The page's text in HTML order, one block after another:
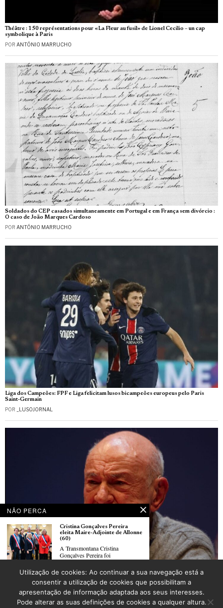
Théâtre : 150 représentations pour «La Fleur au fusil» de Lionel Cecilio – un cap
symbolique à Paris
POR ANTÓNIO MARRUCHO
Soldados do CEP casados simultaneamente em Portugal e em França sem divórcio :
O caso de João Marques Cardoso
POR ANTÓNIO MARRUCHO
Liga dos Campeões: FPF e Liga felicitam lusos bicampeões europeus pelo Paris
Saint-Germain
POR _LUSOJORNAL
Edgar Morin et le Portugal : l’autre patrie d’un penseur universel
ANTÓNIO MARRUCHO
NÃO PERCA
Cristina Gonçalves Pereira
eleita Maire-Adjointe de Allonne
(60)
A Transmontana Cristina
Gonçalves Pereira foi
Municipales’26 : Béatrice
Ferrant-Peres, élue Conseillère
municipale déléguée à Linselles
À l’issue des élections municipales
Utilização de cookies: Ao continuar a sua navegação está a
consentir a utilização de cookies que possibilitam a
apresentação de informação adaptada aos seus interesses.
Pode alterar as suas definições de cookies a qualquer altura.